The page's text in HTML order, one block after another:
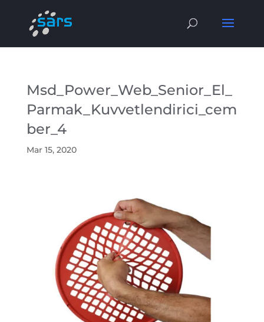
Msd_Power_Web_Senior_El_
Parmak_Kuvvetlendirici_cem
ber_4
Mar 15, 2020